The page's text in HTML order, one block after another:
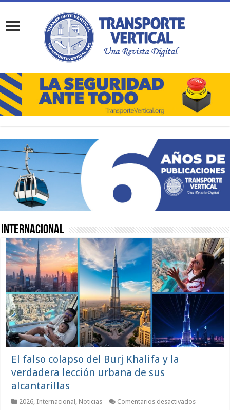
Internacional
El falso colapso del Burj Khalifa y la
verdadera lección urbana de sus
alcantarillas
2026 Internacional Noticias Comentarios desactivadosen